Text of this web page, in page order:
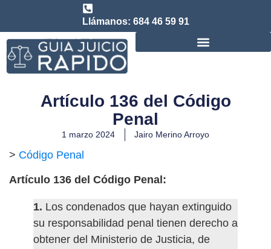
Llámanos: 684 46 59 91
Artículo 136 del Código
Penal
1 marzo 2024 Jairo Merino Arroyo
> Código Penal
Artículo 136 del Código Penal:
1. Los condenados que hayan extinguido
su responsabilidad penal tienen derecho a
obtener del Ministerio de Justicia, de